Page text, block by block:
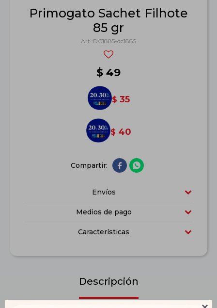
Primogato Sachet Filhote
85 gr
DC1885-dc1885
$ 49
$ 35
$ 40
 
Envíos
Medios de pago
Características
Descripción